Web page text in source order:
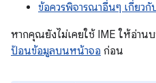
ข้อควรพิจารณาอื่นๆ เกี่ยวกั
หากคุณยังไม่เคยใช้ IME ให้อ่าน
ป้อนข้อมูลบนหน้าจอ ก่อน